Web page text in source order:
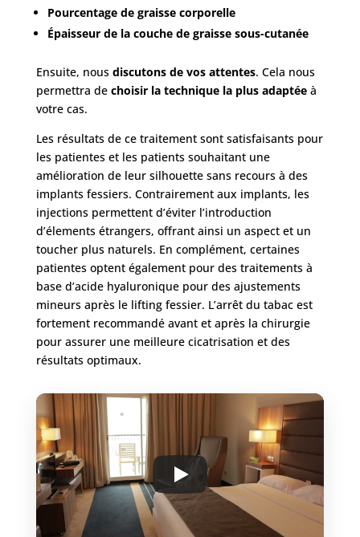
Pourcentage de graisse corporelle
Épaisseur de la couche de graisse sous-cutanée
Ensuite, nous discutons de vos attentes. Cela nous
permettra de choisir la technique la plus adaptéeà
votre cas.
Les résultats de ce traitement sont satisfaisants pour
les patientes et les patients souhaitant une
amélioration de leur silhouette sans recours à des
implants fessiers. Contrairement aux implants, les
injections permettent d’éviter l’introduction
d’élements étrangers, offrant ainsi un aspect et un
toucher plus naturels. En complément, certaines
patientes optent également pour des traitements à
base d’acide hyaluronique pour des ajustements
mineurs après le lifting fessier. L’arrêt du tabac est
fortement recommandé avant et après la chirurgie
pour assurer une meilleure cicatrisation et des
résultats optimaux.